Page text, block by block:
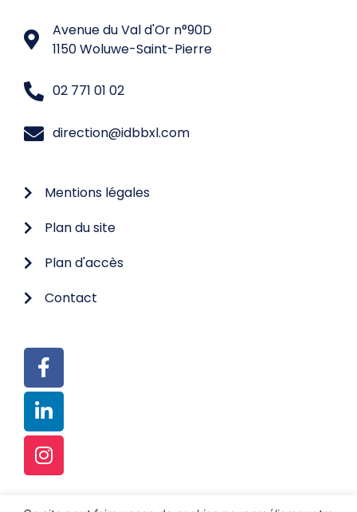
Avenue du Val d'Or n°90D
1150 Woluwe-Saint-Pierre
02 771 01 02
direction@idbbxl.com
Mentions légales
Plan du site
Plan d'accès
Contact